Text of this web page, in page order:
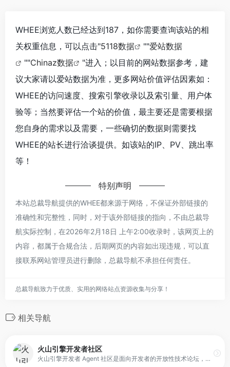
WHEE浏览人数已经达到187，如你需要查询该站的相
关权重信息，可以点击"5118数据 ""爱站数据
""Chinaz数据
"进入；以目前的网站数据参考，建
议大家请以爱站数据为准，更多网站价值评估因素如：
WHEE的访问速度、搜索引擎收录以及索引量、用户体
验等；当然要评估一个站的价值，最主要还是需要根据
您自身的需求以及需要，一些确切的数据则需要找
WHEE的站长进行洽谈提供。如该站的IP、PV、跳出率
等！
特别声明
本站总裁导航提供的WHEE都来源于网络，不保证外部链接的
准确性和完整性，同时，对于该外部链接的指向，不由总裁导
航实际控制，在2026年2月18日 上午2:00收录时，该网页上的
内容，都属于合规合法，后期网页的内容如出现违规，可以直
接联系网站管理员进行删除，总裁导航不承担任何责任。
总裁导航致力于优质、实用的网络站点资源收集与分享！
相关导航
火山引擎开发者社区
火山引擎开发者 Agent 社区是面向开发者的开放性技术论坛，围绕 Agent、AI 与大模型展开内容建设与交流。社区通过多种形式提供技术能力与经验分享，旨在帮助开发者与企业更快掌握 Agent 技术并应用于实际场景。